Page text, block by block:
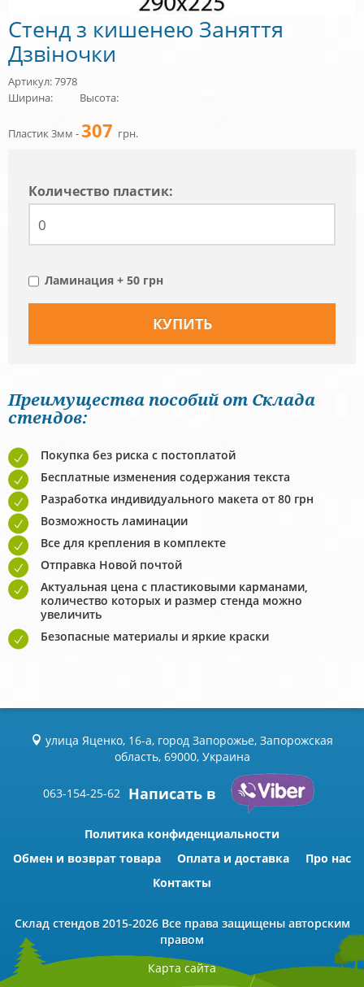
Стенд з кишенею Заняття
Дзвіночки
Артикул: 7978
Ширина:
Высота:
Пластик 3мм -307 грн.
Количество пластик:
Ламинация + 50 грн
Преимущества пособий от Склада
стендов:
Покупка без риска с постоплатой
Бесплатные изменения содержания текста
Разработка индивидуального макета от 80 грн
Возможность ламинации
Все для крепления в комплекте
Отправка Новой почтой
Актуальная цена с пластиковыми карманами,
количество которых и размер стенда можно
увеличить
Безопасные материалы и яркие краски
улица Яценко, 16-а, город Запорожье, Запорожская
область, 69000, Украина
063-154-25-62 Написать в
Политика конфиденциальности
Обмен и возврат товара
Оплата и доставка
Про нас
Контакты
Склад стендов2015-2026 Всe права защищены авторским
правом
Карта сайта